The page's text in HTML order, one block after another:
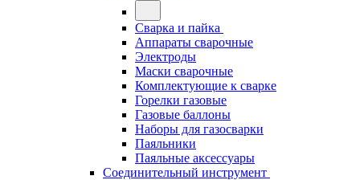
Сварка и пайка
Аппараты сварочные
Электроды
Маски сварочные
Комплектующие к сварке
Горелки газовые
Газовые баллоны
Наборы для газосварки
Паяльники
Паяльные аксессуары
Соединительный инструмент